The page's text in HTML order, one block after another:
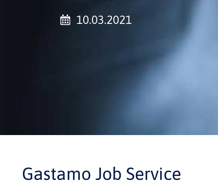
10.03.2021
Gastamo Job Service